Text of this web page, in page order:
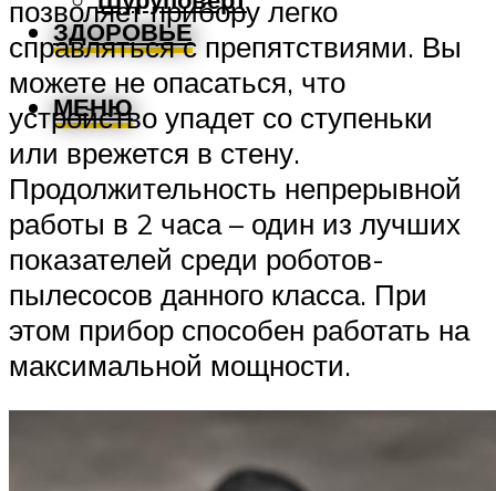
ЗДОРОВЬЕ
МЕНЮ
позволяет прибору легко
справляться с препятствиями. Вы
можете не опасаться, что
устройство упадет со ступеньки
или врежется в стену.
Продолжительность непрерывной
работы в 2 часа – один из лучших
показателей среди роботов-
пылесосов данного класса. При
этом прибор способен работать на
максимальной мощности.